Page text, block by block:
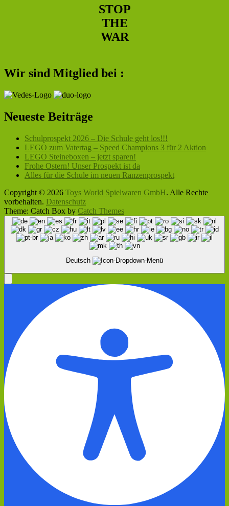
STOP
THE
WAR
Wir sind Mitglied bei :
Neueste Beiträge
Schulprospekt 2026 – Die Schule geht los!!!
LEGO zum Vatertag – Speed Champions 3 für 2 Aktion
LEGO Steineboxen – jetzt sparen!
Frohe Ostern! Unser Prospekt ist da
Alles für die Schule im neuen Ranzenprospekt
Copyright © 2026 Toys World Spielwaren GmbH. Alle Rechte
vorbehalten. Datenschutz
Theme: Catch Box by Catch Themes
Nach
oben
scrollen
Deutsch